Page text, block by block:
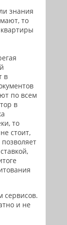
знания
то
в
по всем
в
то
стоит,
позволяет
сервисов.
и не